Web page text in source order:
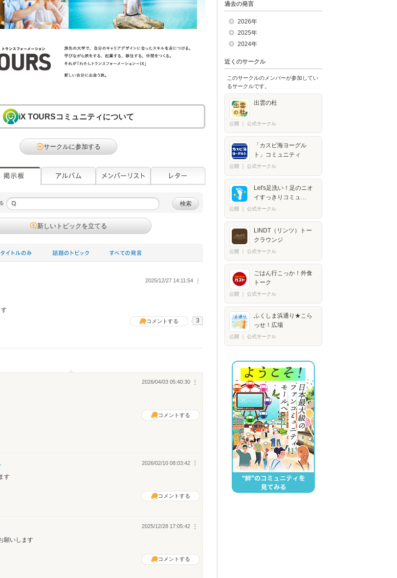
iX TOURSコミュニティについて
サークルに参加する
検索
新しいトピックを立てる
︙
2025/12/27 14:11:54
す
コメントする 3
︙
2026/04/03 05:40:30
コメントする
︙
2026/02/10 08:03:42
す
コメントする
︙
2025/12/28 17:05:42
願いします
コメントする
過去の発言
2026年
2025年
2024年
近くのサークル
このサークルのメンバーが参加してい
るサークルです。
出雲の杜
公開 公式サークル
「カスピ海ヨーグル
ト」コミュニティ
公開 公式サークル
Let's足洗い！足のニオ
イすっきりコミュ…
公開 公式サークル
LINDT（リンツ）トー
クラウンジ
公開 公式サークル
ごはん行こっか！外食
トーク
公開 公式サークル
ふくしま浜通り★こら
っせ！広場
公開 公式サークル